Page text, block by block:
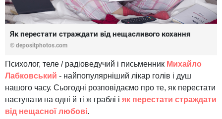
Як перестати страждати від нещасливого кохання
© depositphotos.com
Психолог, теле / радіоведучий і письменник Михайло
Лабковський - найпопулярніший лікар голів і душ
нашого часу. Сьогодні розповідаємо про те, як перестати
наступати на одні й ті ж граблі і як перестати страждати
від нещасної любові.